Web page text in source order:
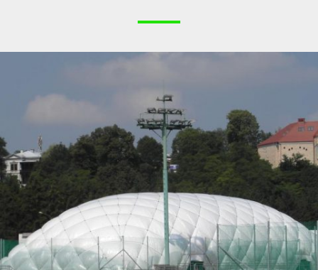
09-2012 / BEDECKUNG VON TENNISPLÄTZEN MIT
TRAGLUFTHALLE FÜR MOSIR SANOK
01 - TRAGLUFTHALLEN